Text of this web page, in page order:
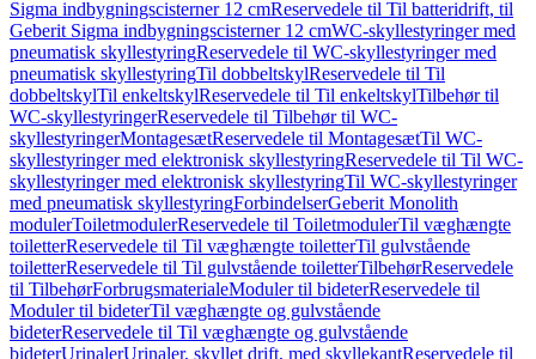
Sigma indbygningscisterner 12 cmReservedele til Til batteridrift, til
Geberit Sigma indbygningscisterner 12 cmWC-skyllestyringer med
pneumatisk skyllestyringReservedele til WC-skyllestyringer med
pneumatisk skyllestyringTil dobbeltskylReservedele til Til
dobbeltskylTil enkeltskylReservedele til Til enkeltskylTilbehør til
WC-skyllestyringerReservedele til Tilbehør til WC-
skyllestyringerMontagesætReservedele til MontagesætTil WC-
skyllestyringer med elektronisk skyllestyringReservedele til Til WC-
skyllestyringer med elektronisk skyllestyringTil WC-skyllestyringer
med pneumatisk skyllestyringForbindelserGeberit Monolith
modulerToiletmodulerReservedele til ToiletmodulerTil væghængte
toiletterReservedele til Til væghængte toiletterTil gulvstående
toiletterReservedele til Til gulvstående toiletterTilbehørReservedele
til TilbehørForbrugsmaterialeModuler til bideterReservedele til
Moduler til bideterTil væghængte og gulvstående
bideterReservedele til Til væghængte og gulvstående
bideterUrinalerUrinaler, skyllet drift, med skyllekantReservedele til